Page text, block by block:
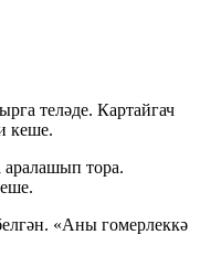
теләде. Картайгач
кеше.
тора.
«Аны гомерлеккә